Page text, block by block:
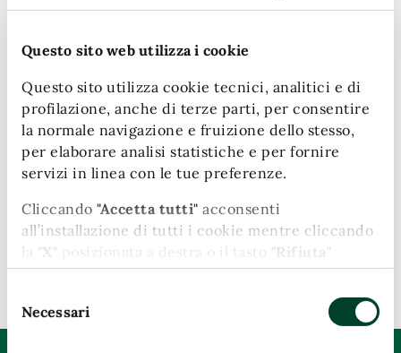
Questo sito web utilizza i cookie
Questo sito utilizza cookie tecnici, analitici e di
profilazione, anche di terze parti, per consentire
la normale navigazione e fruizione dello stesso,
per elaborare analisi statistiche e per fornire
servizi in linea con le tue preferenze.
Cliccando "Accetta tutti" acconsenti
all’installazione di tutti i cookie mentre cliccando
la "X" posizionata a destra o il tasto "Rifiuta"
chiudi il banner e continui la navigazione in
delNecessari
uffici aperti al pubblico e gli uffici assistenziali.
Enti e fondazioni
I consorzi, gli enti e le società partecipate di cui il
Comune fa parte per rappresentare al meglio gli
interessi della comunità.